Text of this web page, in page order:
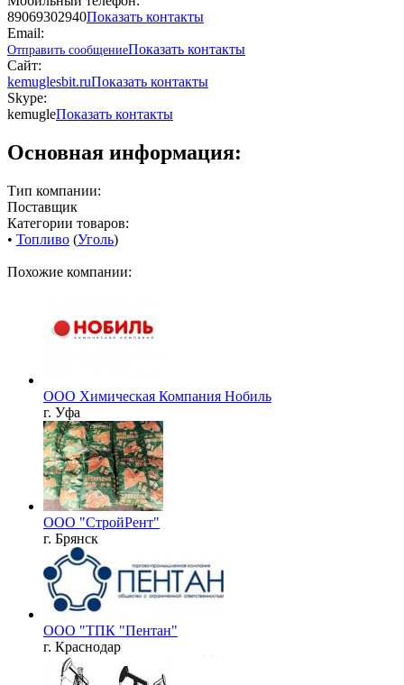
89069302940Показать контакты
Email:
Отправить сообщениеПоказать контакты
Сайт:
kemuglesbit.ruПоказать контакты
Skype:
kemugleПоказать контакты
Основная информация:
Тип компании:
Поставщик
Категории товаров:
• Топливо (Уголь)
Похожие компании:
ООО Химическая Компания Нобиль
г. Уфа
ООО "СтройРент"
г. Брянск
ООО "ТПК "Пентан"
г. Краснодар